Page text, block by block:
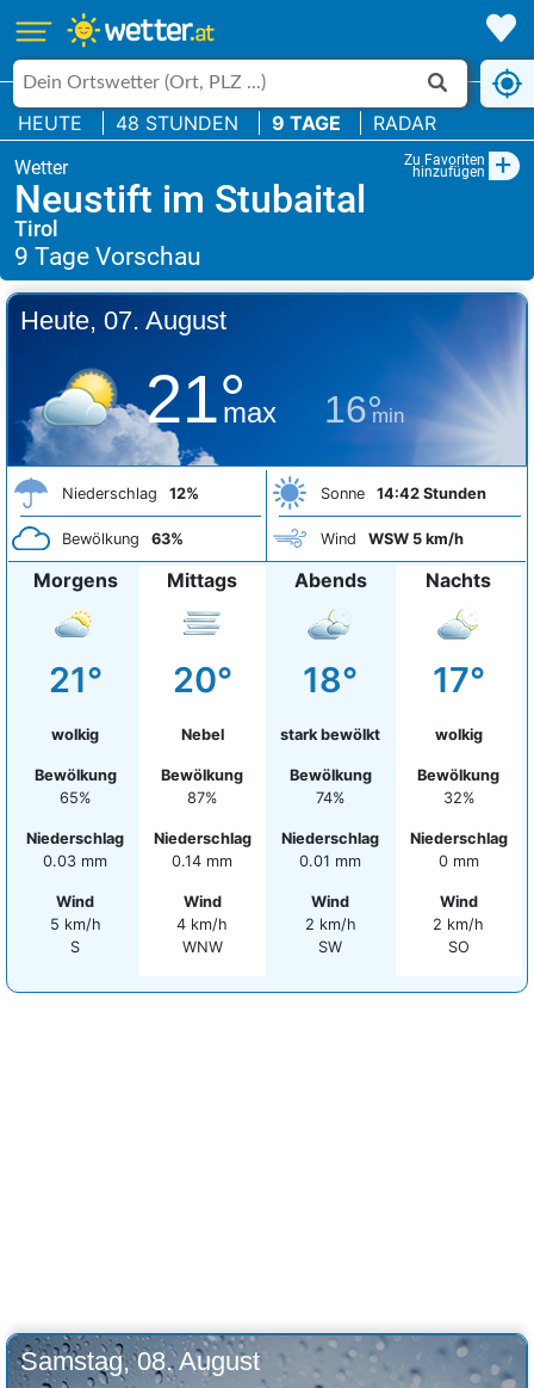
HEUTE 48 STUNDEN 9 TAGE RADAR
Zu Favoriten
hinzufügen +
Neustift im Stubaital
Tirol
Heute, 07. August
21°
max 16°
min
Niederschlag 12%
Bewölkung 63%
Sonne 14:42 Stunden
Wind WSW 5 km/h
Morgens
21°
wolkig
Bewölkung
65%
Niederschlag
0.03 mm
Wind
5 km/h
S
Mittags
20°
Nebel
Bewölkung
87%
Niederschlag
0.14 mm
Wind
4 km/h
WNW
Abends
18°
stark bewölkt
Bewölkung
74%
Niederschlag
0.01 mm
Wind
2 km/h
SW
Nachts
17°
wolkig
Bewölkung
32%
Niederschlag
0 mm
Wind
2 km/h
SO
Samstag, 08. August